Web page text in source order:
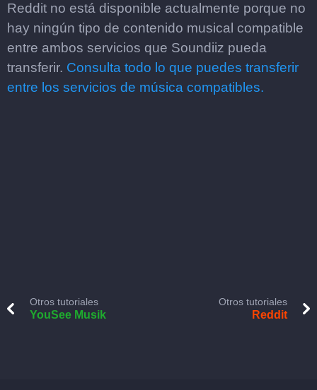
Reddit no está disponible actualmente porque no
hay ningún tipo de contenido musical compatible
entre ambos servicios que Soundiiz pueda
transferir. Consulta todo lo que puedes transferir
entre los servicios de música compatibles.
Otros tutoriales
YouSee Musik
Otros tutoriales
Reddit